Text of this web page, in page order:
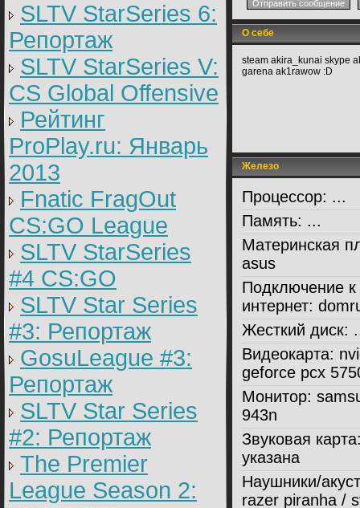
SLTV StarSeries 6:
Репортаж
SLTV StarSeries V:
CS Global Offensive
Рейтинг
ProPlay.ru: Январь
2013
Fnatic FragOut
CS:GO League
SLTV StarSeries
#4 CS:GO
SLTV Star Series
#3: Репортаж
GosuLeague #3:
Репортаж
SLTV Star Series
#2: Репортаж
The Premier
League Season 2:
О себе
steam akira_kunai skype
garena ak1rawow :D
Железо
Процессор: ...
Память: ...
Материнская
asus
Подключение к
интернет:
Жесткий диск:
Видеокарта:
geforce pcx
Монитор:
943n
Звуковая
указана
Наушники/
razer piranha /